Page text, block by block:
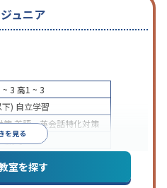
ュニア
を見る
~ 3 高1 ~ 3
) 自立学習
策英語・英会話特化対策
講可
室を探す